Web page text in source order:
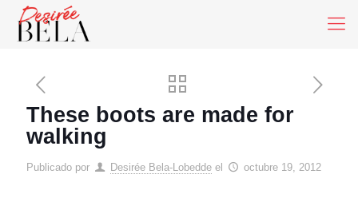
These boots are made for
walking
Publicado por Desirée Bela-Lobedde el octubre 19, 2012